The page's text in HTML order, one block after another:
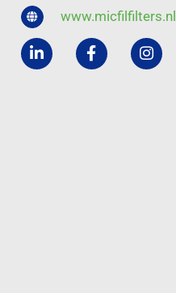
www.micfilfilters.nl